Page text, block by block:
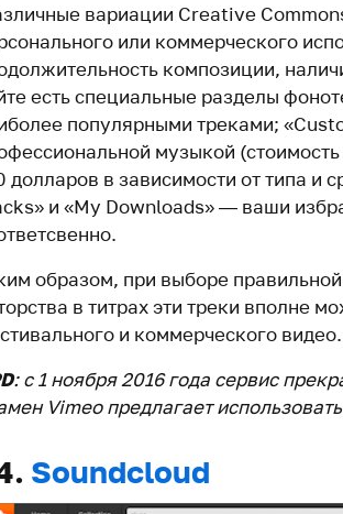
вариации Creative
или коммерческого
композиции,
есть специальные разделы
популярными треками;
музыкой
долларов в зависимости от типа и
и «My Downloads» — ваши
образом, при выборе
в титрах эти треки вполне
и коммерческого видео.
: с 1 ноября 2016 года сервис
Vimeo предлагает
Soundcloud